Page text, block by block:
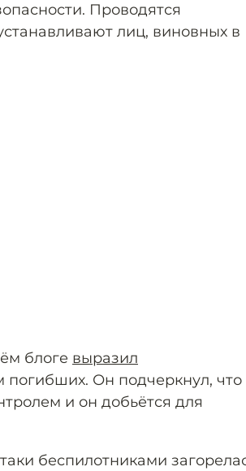
Проводятся
лиц, виновных в
блоге выразил
Он подчеркнул, что
и он добьётся для
беспилотниками